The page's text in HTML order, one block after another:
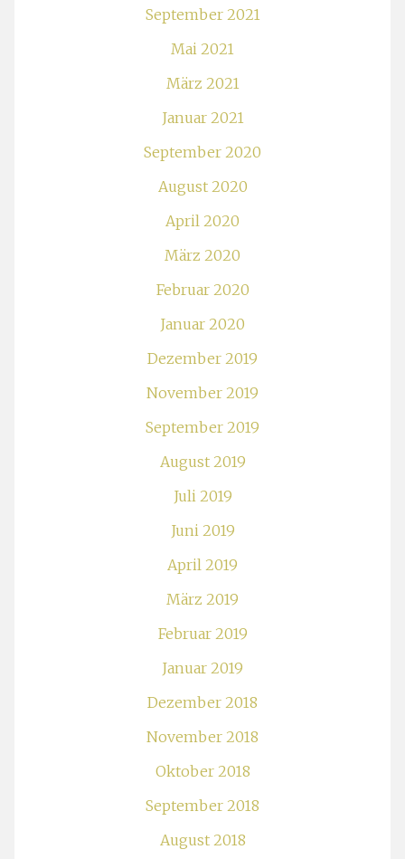
September 2021
Mai 2021
März 2021
Januar 2021
September 2020
August 2020
April 2020
März 2020
Februar 2020
Januar 2020
Dezember 2019
November 2019
September 2019
August 2019
Juli 2019
Juni 2019
April 2019
März 2019
Februar 2019
Januar 2019
Dezember 2018
November 2018
Oktober 2018
September 2018
August 2018